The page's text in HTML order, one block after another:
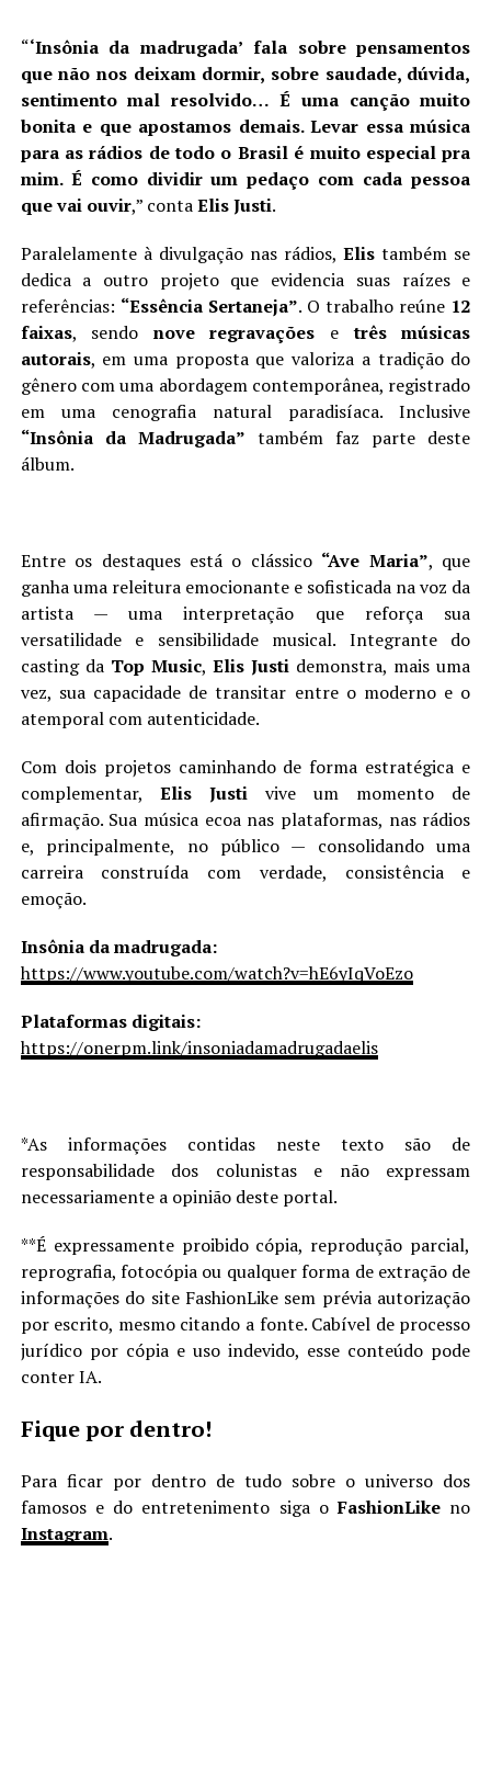
“‘Insônia da madrugada’ fala sobre pensamentos
que não nos deixam dormir, sobre saudade, dúvida,
sentimento mal resolvido… É uma canção muito
bonita e que apostamos demais. Levar essa música
para as rádios de todo o Brasil é muito especial pra
mim. É como dividir um pedaço com cada pessoa
que vai ouvir,” contaElis Justi.
Paralelamente à divulgação nas rádios,Elis também se
dedica a outro projeto que evidencia suas raízes e
referências: “Essência Sertaneja”. O trabalho reúne 12
faixas, sendo nove regravações etrês músicas
autorais, em uma proposta que valoriza a tradição do
gênero com uma abordagem contemporânea, registrado
em uma cenografia natural paradisíaca. Inclusive
“Insônia da Madrugada” também faz parte deste
álbum.
Entre os destaques está o clássico “Ave Maria”, que
ganha uma releitura emocionante e sofisticada na voz da
artista — uma interpretação que reforça sua
versatilidade e sensibilidade musical. Integrante do
casting da Top Music,Elis Justi demonstra, mais uma
vez, sua capacidade de transitar entre o moderno e o
atemporal com autenticidade.
Com dois projetos caminhando de forma estratégica e
complementar, Elis Justivive um momento de
afirmação. Sua música ecoa nas plataformas, nas rádios
e, principalmente, no público — consolidando uma
carreira construída com verdade, consistência e
emoção.
Insônia da madrugada:
https://www.youtube.com/watch?v=hE6yIqVoEzo
Plataformas digitais:
https://onerpm.link/insoniadamadrugadaelis
*As informações contidas neste texto são de
responsabilidade dos colunistas e não expressam
necessariamente a opinião deste portal.
**É expressamente proibido cópia, reprodução parcial,
reprografia, fotocópia ou qualquer forma de extração de
informações do site FashionLike sem prévia autorização
por escrito, mesmo citando a fonte. Cabível de processo
jurídico por cópia e uso indevido, esse conteúdo pode
conter IA.
Fique por dentro!
Para ficar por dentro de tudo sobre o universo dos
famosos e do entretenimento siga oFashionLike no
Instagram.